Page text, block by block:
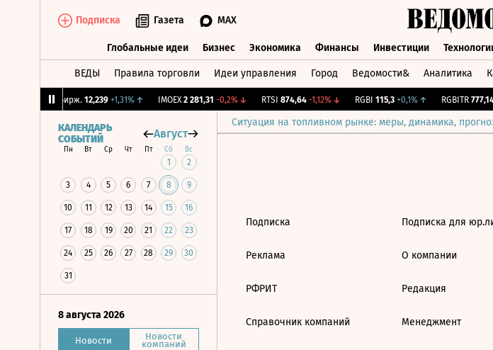
Подписка Газета MAX
Глобальные идеи Бизнес Экономика Финансы Инвестиции
ВЕДЫ Правила торговли Идеи управления Город Ведомости& Аналитика
CNY Бирж. 12,239 +1,31%↑ IMOEX 2 281,31 -0,2%↓ RTSI 874,64 -1,12%↓ RGBI 115,3 +0,1%↑ RGBITR 777,14
Ситуация на топливном рынке: меры, динамика,
КАЛЕНДАРЬ
СОБЫТИЙ
Август
Пн Вт Ср Чт Пт Сб Вс
1 2
3 4 5 6 7 8 9
10 11 12 13 14 15 16
17 18 19 20 21 22 23
24 25 26 27 28 29 30
31
8 августа 2026
Новости Новости
компаний
Подписка
Реклама
РФРИТ
Справочник компаний
Подписка для
О компании
Редакция
Менеджмент